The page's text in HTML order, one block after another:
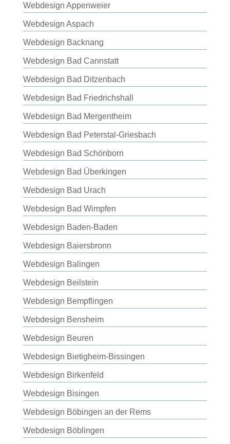
Webdesign Appenweier
Webdesign Aspach
Webdesign Backnang
Webdesign Bad Cannstatt
Webdesign Bad Ditzenbach
Webdesign Bad Friedrichshall
Webdesign Bad Mergentheim
Webdesign Bad Peterstal-Griesbach
Webdesign Bad Schönborn
Webdesign Bad Überkingen
Webdesign Bad Urach
Webdesign Bad Wimpfen
Webdesign Baden-Baden
Webdesign Baiersbronn
Webdesign Balingen
Webdesign Beilstein
Webdesign Bempflingen
Webdesign Bensheim
Webdesign Beuren
Webdesign Bietigheim-Bissingen
Webdesign Birkenfeld
Webdesign Bisingen
Webdesign Böbingen an der Rems
Webdesign Böblingen